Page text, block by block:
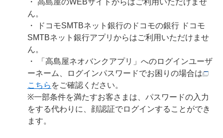
・ 高島屋のWEBサイトからはご利用いただけませ
ん。
・ ドコモSMTBネット銀行のドコモの銀行 ドコモ
SMTBネット銀行アプリからはご利用いただけませ
ん。
・ 「高島屋ネオバンクアプリ」へのログインユーザ
ーネーム、ログインパスワードでお困りの場合は
こちら をご確認ください。
※一部条件を満たすお客さまは、パスワードの入力
をする代わりに、顔認証でログインすることができ
ます。